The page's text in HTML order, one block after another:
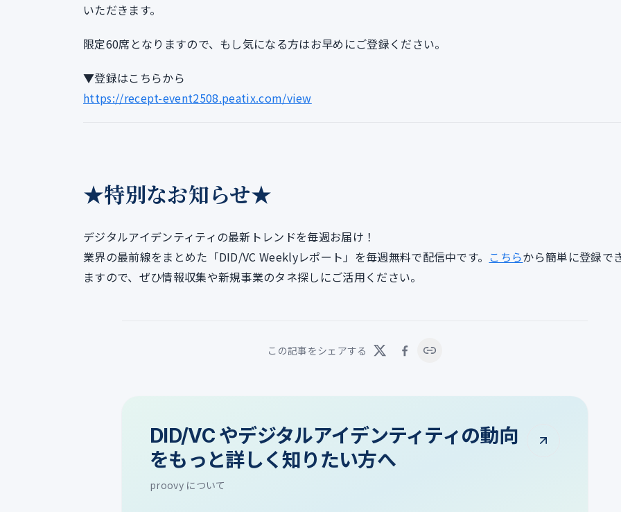
いただきます。
限定60席となりますので、もし気になる方はお早めにご登録ください。
▼登録はこちらから
https://recept-event2508.peatix.com/view
★特別なお知らせ★
デジタルアイデンティティの最新トレンドを毎週お届け！
業界の最前線をまとめた「DID/VC Weeklyレポート」を毎週無料で配信中です。 こちらから簡単に登録で
ますので、ぜひ情報収集や新規事業のタネ探しにご活用ください。
この記事をシェアする
DID/VC やデジタルアイデンティティの動向
をもっと詳しく知りたい方へ
proovy について